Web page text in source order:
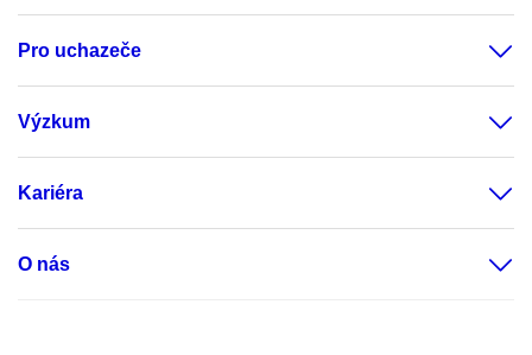
Pro uchazeče
Výzkum
Kariéra
O nás